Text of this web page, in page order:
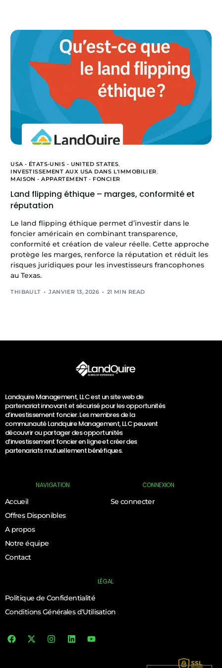
USA - ÉTATS-UNIS - UNITED STATES,
INVESTISSEMENT AUX USA DANS L'IMMOBILIER,
MAISON - APPARTEMENT - FONCIER
Land flipping éthique – marges, conformité et
réputation
Le land flipping éthique permet d’investir dans le
foncier américain en combinant transparence,
conformité et création de valeur réelle. Cette approche
protège les marges, renforce la réputation et réduit les
risques juridiques pour les investisseurs francophones
au Texas.
THIBAULT JANVIER 13, 2026 21 MIN READ
Landquire Management, LLC est un site web de
partenariat innovant et sécurisé pour les opportunités
d’investissement foncier. Les membres de la
communauté Landquire Management, LLC peuvent
découvrir ou partager des opportunités
d’investissement foncier en ligne et créer des
partenariats mutuellement bénéfiques.
NAVIGATION
Accueil
Offres Disponibles
A propos
Notre équipe
Contact
CONNEXION
Se connecter
LÉGAL
Politique de Confidentialité
Conditions Générales d'Utilisation